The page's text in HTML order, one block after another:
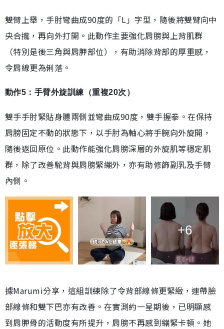
雙臂上舉，手肘彎曲成90度的「L」字型，隨後將雙臂向中
央合攏，再向外打開。此動作主要強化肩膀與上背肌群
（特別是後三角與肩胛部位），有助消除背部的厚重感，
令肩線更為俐落。
動作5：手臂外旋訓練（重複20次）
雙手手肘緊貼身體兩側並彎曲成90度，雙手握拳。在保持
肩膀固定不動的狀態下，以手肘為軸心將手腕向外旋開，
隨後返回原位。此動作能強化肩膀深層的外旋肌等穩定肌
群，除了改善駝背與肩膀緊繃外，亦有助修飾副乳及手臂
內側。
+6
據Marumi分享，這組訓練除了令背部線條更緊緻，連帶臉
部線條和雙下巴亦有改善。在實測約一星期後，已明顯感
到肩胛骨的活動度有所提升，肩膀不再感到繃緊卡頓。她